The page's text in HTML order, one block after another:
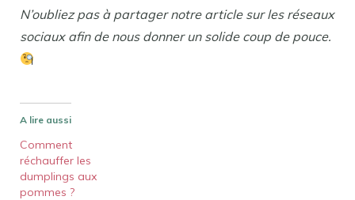
N’oubliez pas à partager notre article sur les réseaux
sociaux afin de nous donner un solide coup de pouce.
A lire aussi
Comment
réchauffer les
dumplings aux
pommes ?